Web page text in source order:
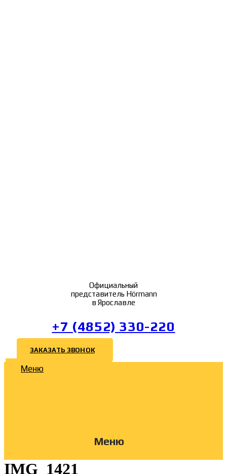
Официальный
представитель Hörmann
в Ярославле
+7 (4852) 330-220
ЗАКАЗАТЬ ЗВОНОК
Меню
Меню
IMG_1421